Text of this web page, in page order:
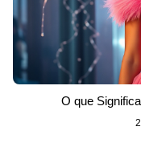
O que